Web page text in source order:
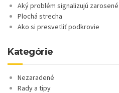
Aký problém signalizujú
Plochá strecha
Ako si presvetliť podkrovie
Kategórie
Nezaradené
Rady a tipy